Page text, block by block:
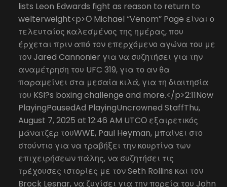
lists Leon Edwards fight as reason to return to
welterweight<p>Ο Michael “Venom” Page είναι ο
τελευταίος καλεσμένος της ημέρας, που
έρχεται πριν από τον επερχόμενο αγώνα του με
τον Jared Cannonier για να συζητήσει για την
αναμέτρηση του UFC 319, για το αν θα
παραμείνει στα μεσαία κιλά, για τη διαιτησία
του KSI?s boxing challenge and more.</p>2:11Now
PlayingPausedAd PlayingUncrowned StaffThu,
August 7, 2025 at 12:46 AM UTCΟ εξαιρετικός
μάνατζερ τουWWE, Paul Heyman, μπαίνει στο
στούντιο για να τραβήξει την κουρτίνα των
επιχειρήσεων πάλης, να συζητήσει τις
τρέχουσες ιστορίες με τον Seth Rollins και τον
Brock Lesnar, να ζυγίσει για την πορεία του John